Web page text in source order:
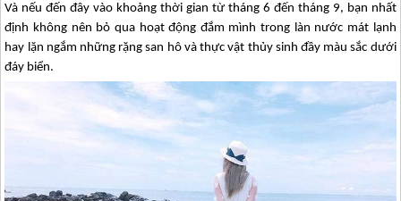
Và nếu đến đây vào khoảng thời gian từ tháng 6 đến tháng 9, bạn nhất
định không nên bỏ qua hoạt động đắm mình trong làn nước mát lạnh
hay lặn ngắm những rặng san hô và thực vật thủy sinh đầy màu sắc dưới
đáy biển.